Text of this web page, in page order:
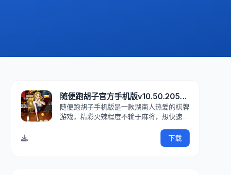
随便跑胡子官方手机版v10.50.205安卓版
随便跑胡子手机版是一款湖南人热爱的棋牌
游戏，精彩火辣程度不输于麻将，想快速融
吧！还有Q币、话费拿哦！好玩又是可以获
得奖励的。游戏介绍跑胡子又名：字牌、红
下载